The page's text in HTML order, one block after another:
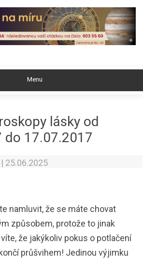
Menu
lásky od
do 17.07.2017
| 25.06.2025
namluvit, že se máte chovat
způsobem, protože to jinak
že jakýkoliv pokus o potlačení
průšvihem! Jedinou výjimku